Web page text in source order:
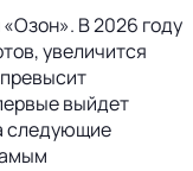
В 2026 году
увеличится
превысит
выйдет
следующие